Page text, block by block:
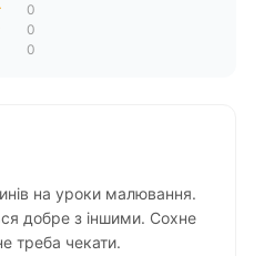
0
0
0
на уроки малювання.
добре з іншими. Сохне
треба чекати.